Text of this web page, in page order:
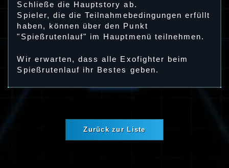
Schließe die Hauptstory ab.
Spieler, die die Teilnahmebedingungen erfüllt
haben, können über den Punkt
"Spießrutenlauf" im Hauptmenü teilnehmen.
Wir erwarten, dass alle Exofighter beim
Spießrutenlauf ihr Bestes geben.
Zurück zur Liste